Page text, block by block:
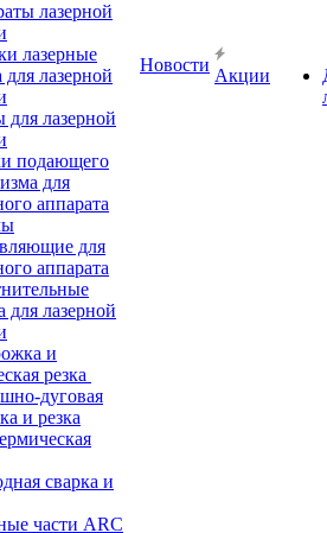
лазерной
лазерные
лазерной
для лазерной
подающего
для
аппарата
для
аппарата
для лазерной
и
резка
дуговая
и резка
сварка и
части ARC
Новости
Акции